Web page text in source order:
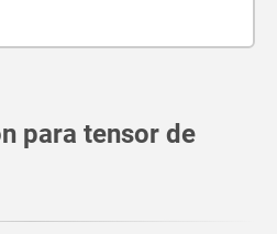
para tensor de